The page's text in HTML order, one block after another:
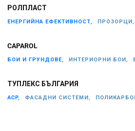
РОЛПЛАСТ
ЕНЕРГИЙНА ЕФЕКТИВНОСТ, ПРОЗОРЦИ,
CAPAROL
БОИ И ГРУНДОВЕ, ИНТЕРИОРНИ БОИ,
ТУПЛЕКС БЪЛГАРИЯ
ACP, ФАСАДНИ СИСТЕМИ,